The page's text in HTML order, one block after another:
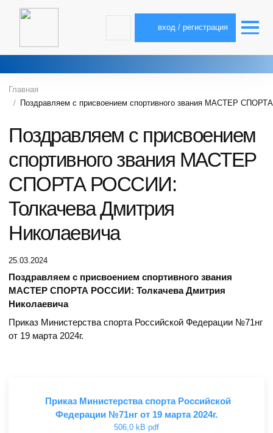
вход / регистрация
Главная
Поздравляем с присвоением спортивного звания МАСТЕР
Поздравляем с присвоением
спортивного звания МАСТЕР
СПОРТА РОССИИ:
Толкачева Дмитрия
Николаевича
25.03.2024
Поздравляем с присвоением спортивного звания
МАСТЕР СПОРТА РОССИИ: Толкачева Дмитрия
Николаевича
Приказ Министерства спорта Российской Федерации №71нг
от 19 марта 2024г.
Приказ Министерства спорта Российской
Федерации №71нг от 19 марта 2024г.
506,0 kB pdf